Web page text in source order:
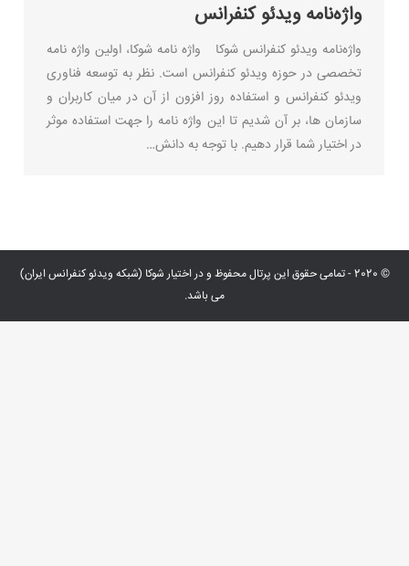
واژه‌نامه ویدئو کنفرانس
واژه‌نامه ویدئو کنفرانس شوکا واژه نامه شوکا، اولین واژه نامه
تخصصی در حوزه ویدئو کنفرانس است. نظر به توسعه فناوری
ویدئو کنفرانس و استفاده روز افزون از آن در میان کاربران و
سازمان ها، بر آن شدیم تا این واژه نامه را جهت استفاده موثر
در اختیار شما قرار دهیم. با توجه به دانش…
© 2020 - تمامی حقوق این پرتال محفوظ و در اختیار شوکا (شبکه ویدئو کنفرانس ایران)
می باشد.